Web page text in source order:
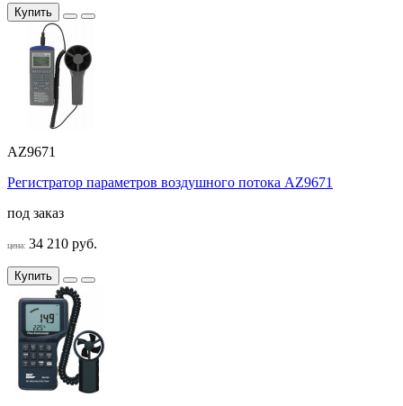
Купить
AZ9671
Регистратор параметров воздушного потока AZ9671
под заказ
цена: 34 210 руб.
Купить